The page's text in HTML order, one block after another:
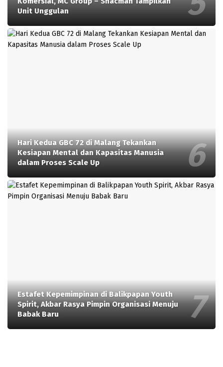
Unit Unggulan
Hari Kedua GBC 72 di Malang Tekankan
Kesiapan Mental dan Kapasitas Manusia
dalam Proses Scale Up
Estafet Kepemimpinan di Balikpapan Youth
Spirit, Akbar Rasya Pimpin Organisasi Menuju
Babak Baru